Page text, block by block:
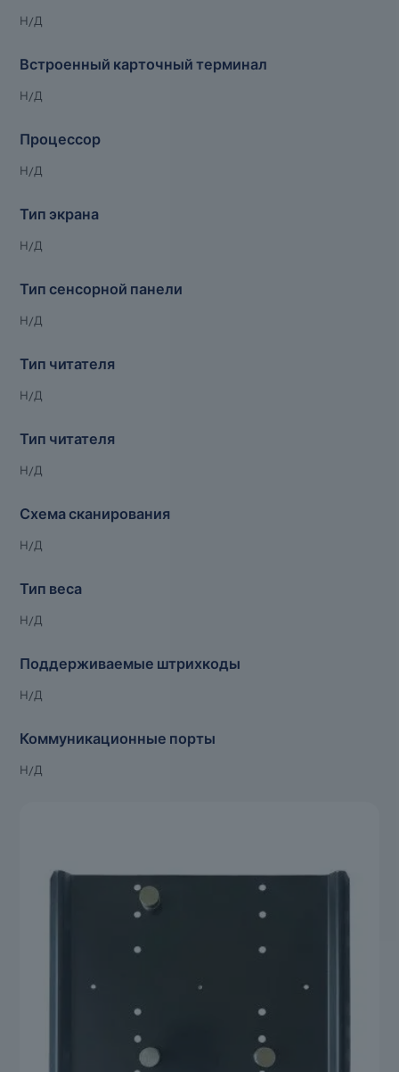
Н/Д
Встроенный карточный терминал
Н/Д
Процессор
Н/Д
Тип экрана
Н/Д
Тип сенсорной панели
Н/Д
Тип читателя
Н/Д
Тип читателя
Н/Д
Схема сканирования
Н/Д
Тип веса
Н/Д
Поддерживаемые штрихкоды
Н/Д
Коммуникационные порты
Н/Д